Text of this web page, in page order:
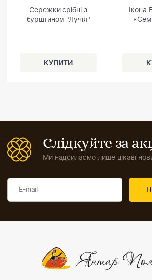
Сережки срібні з
бурштином "Лучія"
Ікона
Слідкуйте за
Ми надсилаємо лише цікаві